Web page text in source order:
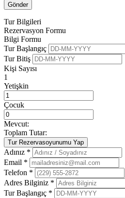
Tur Bilgileri
Rezervasyon Formu
Bilgi Formu
Tur Başlangıç
Tur Bitiş
Kişi Sayısı
1
Yetişkin
Çocuk
Mevcut:
Toplam Tutar:
Tur Rezervasoyunumu Yap
Adınız *
Email *
Telefon *
Adres Bilginiz *
Tur Başlangıç *